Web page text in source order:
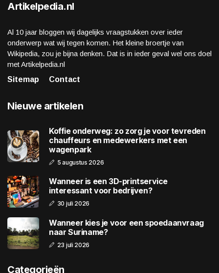
Artikelpedia.nl
Al 10 jaar bloggen wij dagelijks vraagstukken over ieder
onderwerp wat wij tegen komen. Het kleine broertje van
Wikipedia, zou je bijna denken. Dat is in ieder geval wel ons doel
met Artikelpedia.nl
Sitemap
Contact
Nieuwe artikelen
Koffie onderweg: zo zorg je voor tevreden
chauffeurs en medewerkers met een
wagenpark
5 augustus 2026
Wanneer is een 3D-printservice
interessant voor bedrijven?
30 juli 2026
Wanneer kies je voor een spoedaanvraag
naar Suriname?
23 juli 2026
Categorieën